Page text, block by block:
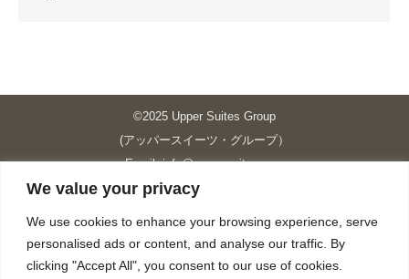
We value your privacy
We use cookies to enhance your browsing experience, serve
personalised ads or content, and analyse our traffic. By
clicking "Accept All", you consent to our use of cookies.
©2025 Upper Suites Group
(アッパースイーツ・グループ）
Email: info@upper-suites.com
----------------------------------------------------------------
Upper Suites 23 （GRANDE P.S.A. HOLDING CO.,LTD.）